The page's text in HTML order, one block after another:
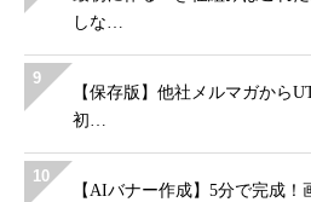
しな…
9
【保存版】他社メルマガから
初…
10
【AIバナー作成】5分で完成